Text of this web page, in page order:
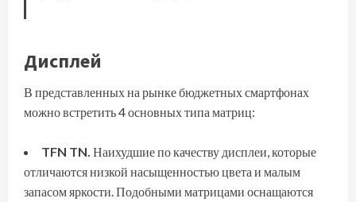
Дисплей
В представленных на рынке бюджетных смартфонах
можно встретить 4 основных типа матриц:
TFN TN. Наихудшие по качеству дисплеи, которые
отличаются низкой насыщенностью цвета и малым
запасом яркости. Подобными матрицами оснащаются